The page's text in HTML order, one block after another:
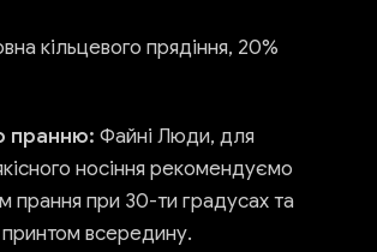
кільцевого прядіння, 20%
пранню: Файні Люди, для
носіння рекомендуємо
прання при 30-ти градусах та
всередину.